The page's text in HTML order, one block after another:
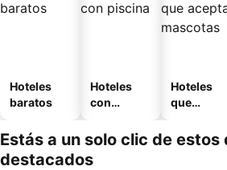
Hoteles
baratos
Hoteles
con
Hoteles
que
mascotas
Estás a un solo clic de estos
destacados